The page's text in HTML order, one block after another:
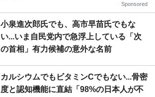
Sponsored
小泉進次郎氏でも、高市早苗氏でもな
い...いま自民党内で急浮上している「次
の首相」有力候補の意外な名前
カルシウムでもビタミンCでもない...骨密
度と認知機能に直結「98%の日本人が不